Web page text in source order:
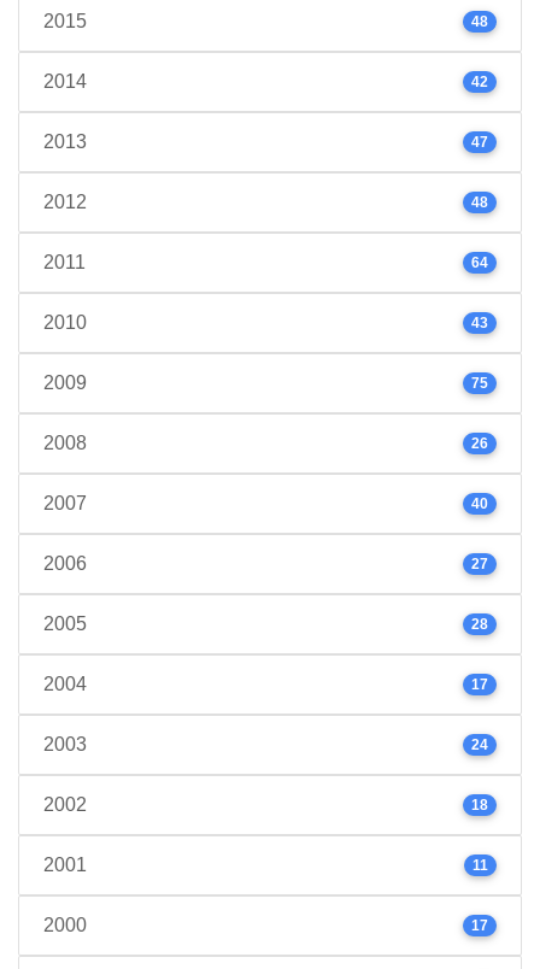
2015 48
2014 42
2013 47
2012 48
2011 64
2010 43
2009 75
2008 26
2007 40
2006 27
2005 28
2004 17
2003 24
2002 18
2001 11
2000 17